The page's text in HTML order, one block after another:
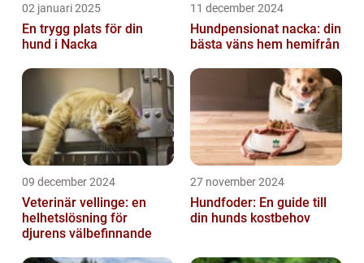
02 januari 2025
En trygg plats för din
hund i Nacka
11 december 2024
Hundpensionat nacka: din
bästa väns hem hemifrån
09 december 2024
Veterinär vellinge: en
helhetslösning för
djurens välbefinnande
27 november 2024
Hundfoder: En guide till
din hunds kostbehov